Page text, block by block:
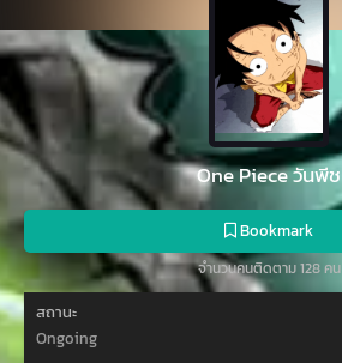
One Piece วันพีช
Bookmark
จำนวนคนติดตาม 128 คน
สถานะ
Ongoing